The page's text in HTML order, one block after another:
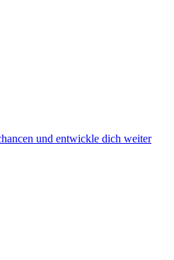
und entwickle dich weiter